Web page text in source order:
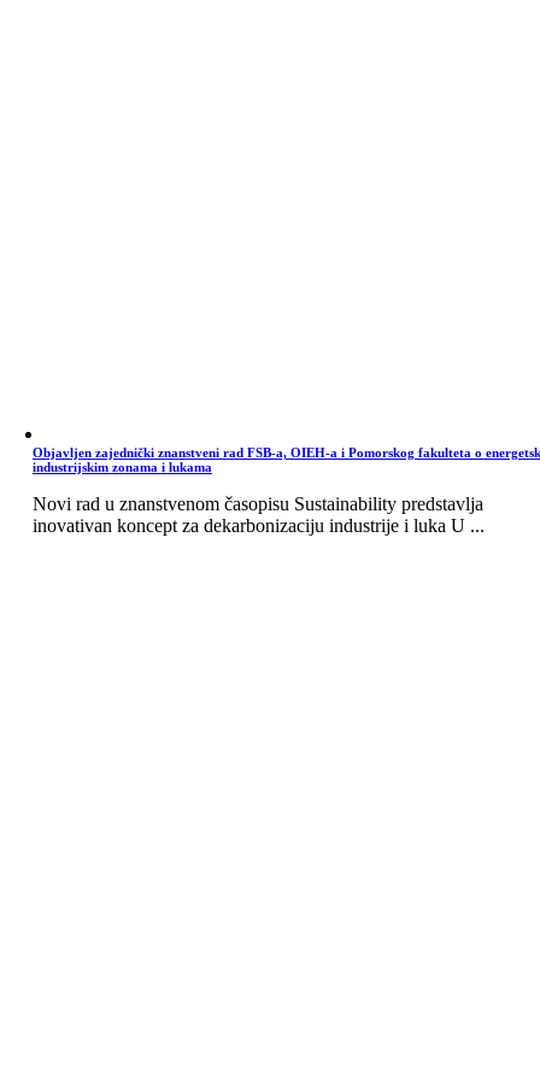
Objavljen zajednički znanstveni rad FSB-a, OIEH-a i Pomorskog fakulteta o
industrijskim zonama i lukama
Novi rad u znanstvenom časopisu Sustainability predstavlja
inovativan koncept za dekarbonizaciju industrije i luka U ...